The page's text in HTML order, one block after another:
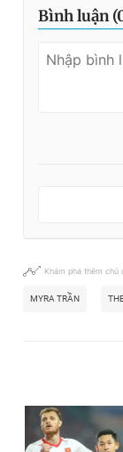
Bình luận (
Khám phá thêm chủ
MYRA TRẦN